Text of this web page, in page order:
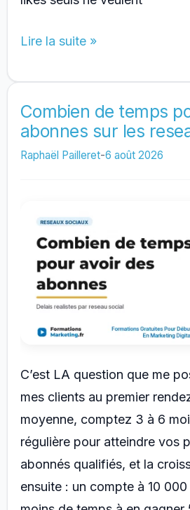
Quelles
suivre
sur
ses
reseaux
Lire la suite »
Combien de temps
abonnes sur les
Raphaël Pailleret-6 août 2026
C’est LA question que me
mes clients au premier
moyenne, comptez 3 à 6
régulière pour atteindre vos
abonnés qualifiés, et la
ensuite : un compte à 10